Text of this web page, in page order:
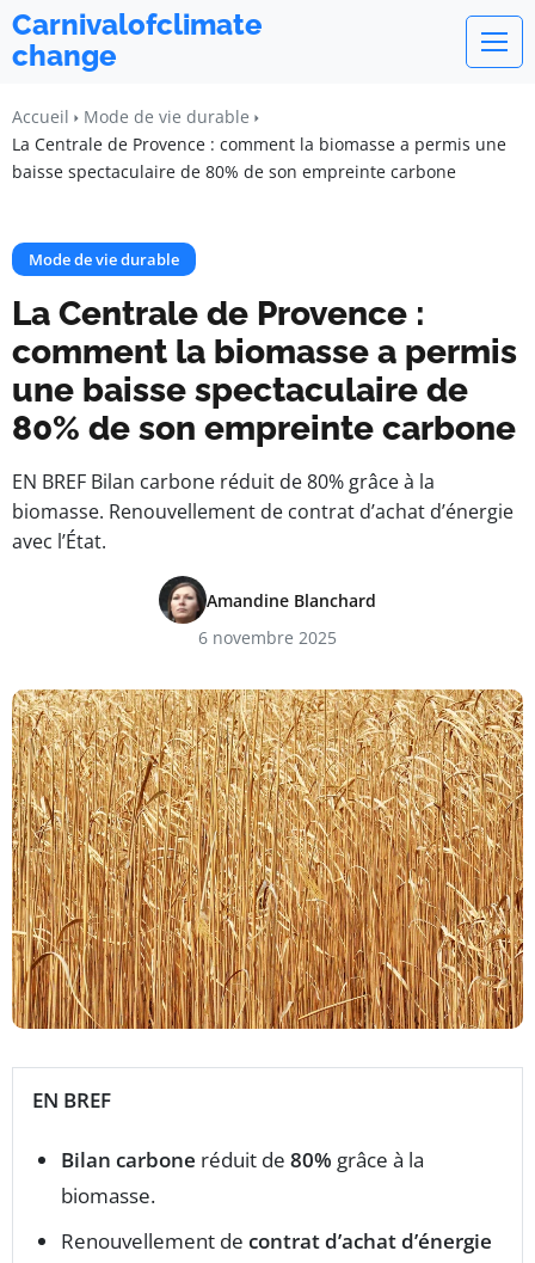
Carnivalofclimate
change
Accueil
Mode de vie durable
La Centrale de Provence : comment la biomasse a permis une
baisse spectaculaire de 80% de son empreinte carbone
Mode de vie durable
La Centrale de Provence :
comment la biomasse a permis
une baisse spectaculaire de
80% de son empreinte carbone
EN BREF Bilan carbone réduit de 80% grâce à la
biomasse. Renouvellement de contrat d’achat d’énergie
avec l’État.
Amandine Blanchard
6 novembre 2025
EN BREF
Bilan carbone réduit de 80% grâce à la
biomasse.
Renouvellement de contrat d’achat d’énergie